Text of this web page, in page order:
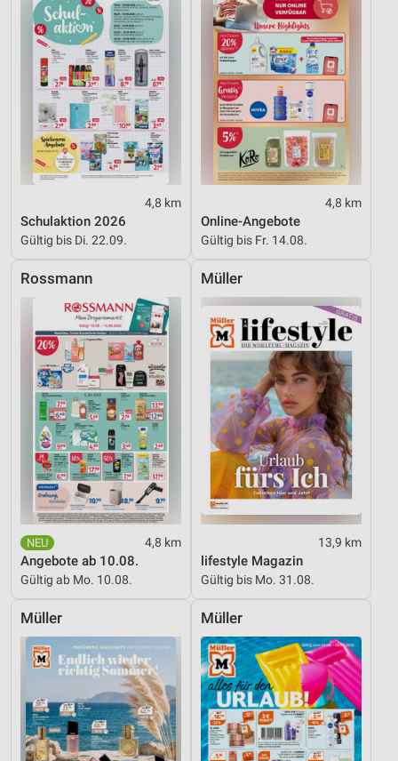
4,8 km
Schulaktion 2026
Gültig bis Di. 22.09.
4,8 km
Online-Angebote
Gültig bis Fr. 14.08.
Rossmann
4,8 km
Angebote ab 10.08.
Gültig ab Mo. 10.08.
Müller
13,9 km
lifestyle Magazin
Gültig bis Mo. 31.08.
Müller Müller